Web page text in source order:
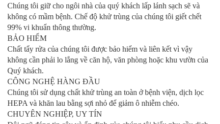
Chúng tôi giữ cho ngôi nhà của quý khách lấp lánh sạch sẽ và
không có mầm bệnh. Chế độ khử trùng của chúng tôi giết chết
99% vi khuẩn thông thường.
BẢO HIỂM
Chất tẩy rửa của chúng tôi được bảo hiểm và liên kết vì vậy
không cần phải lo lắng về căn hộ, văn phòng hoặc khu vườn của
Quý khách.
CÔNG NGHỆ HÀNG ĐẦU
Chúng tôi sử dụng chất khử trùng an toàn ở bệnh viện, dịch lọc
HEPA và khăn lau bằng sợi nhỏ để giảm ô nhiễm chéo.
CHUYÊN NGHIỆP, UY TÍN